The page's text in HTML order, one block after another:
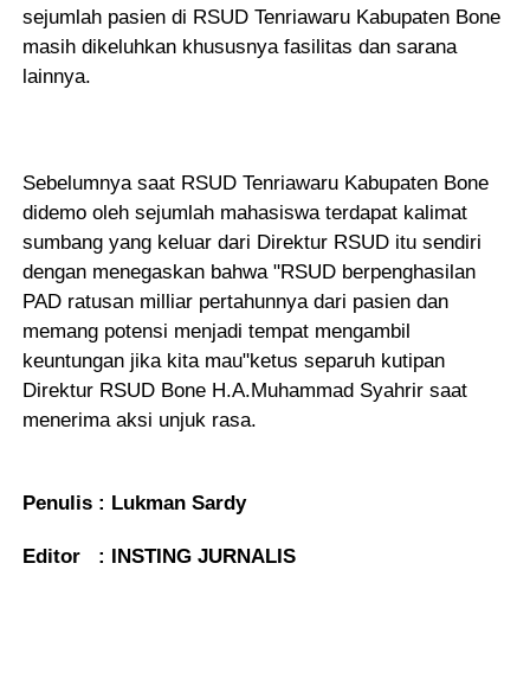
sejumlah pasien di RSUD Tenriawaru Kabupaten Bone
masih dikeluhkan khususnya fasilitas dan sarana
lainnya.
Sebelumnya saat RSUD Tenriawaru Kabupaten Bone
didemo oleh sejumlah mahasiswa terdapat kalimat
sumbang yang keluar dari Direktur RSUD itu sendiri
dengan menegaskan bahwa "RSUD berpenghasilan
PAD ratusan milliar pertahunnya dari pasien dan
memang potensi menjadi tempat mengambil
keuntungan jika kita mau"ketus separuh kutipan
Direktur RSUD Bone H.A.Muhammad Syahrir saat
menerima aksi unjuk rasa.
Penulis : Lukman Sardy
Editor : INSTING JURNALIS